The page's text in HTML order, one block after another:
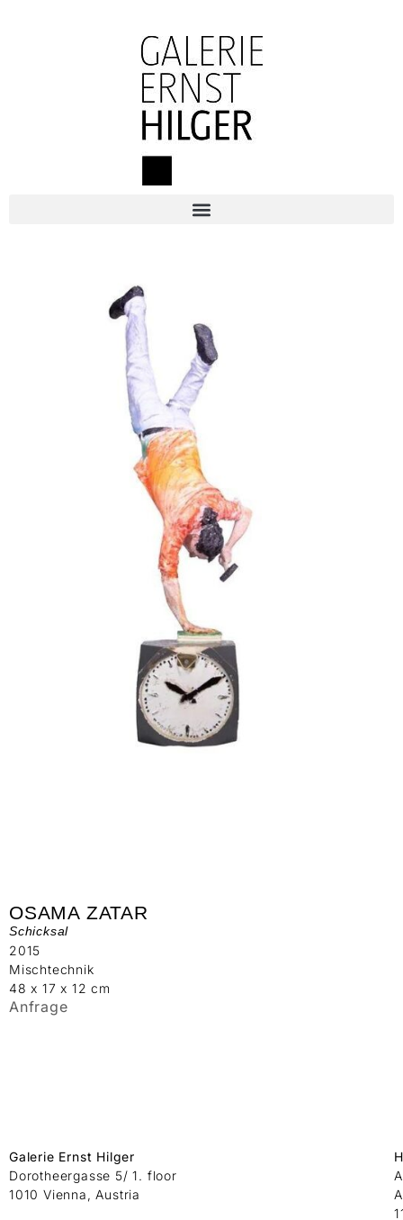
OSAMA ZATAR
Schicksal
2015
Mischtechnik
48 x 17 x 12 cm
Anfrage
Galerie Ernst Hilger
Dorotheergasse 5/ 1. floor
1010 Vienna, Austria